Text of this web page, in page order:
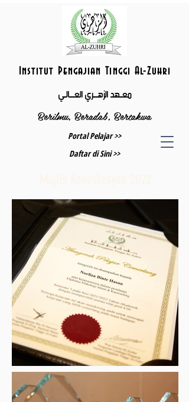
Institut Pengajian Tinggi Al-Zuhri
معــهد الزهــــري العــــالـي
Berilmu, Beradab, Bertakwa
Portal Pelajar >>
Daftar di Sini >>